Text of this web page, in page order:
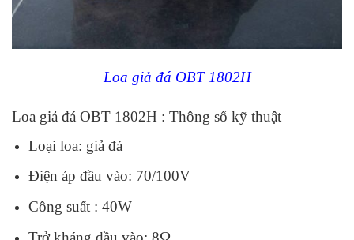
Loa giả đá OBT 1802H
Loa giả đá OBT 1802H : Thông số kỹ thuật
Loại loa: giả đá
Điện áp đầu vào: 70/100V
Công suất : 40W